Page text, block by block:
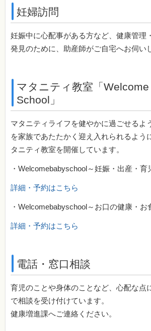
妊婦訪問
妊娠中に心配事がある方など、健康管理
発見のために、助産師がご自宅へお伺い
マタニティ教室「
School」
マタニティライフを健やかに過ごせるよ
を家族であたたかく迎え入れられるよう
タニティ教室を開催しています。
・Welcomebabyschool～妊娠・出産・育
詳細・予約はこちら
・Welcomebabyschool～お口の健康・お
詳細・予約はこちら
電話・窓口相談
育児のことや身体のことなど、心配な点
で相談を受け付けています。
健康増進課へご連絡ください。